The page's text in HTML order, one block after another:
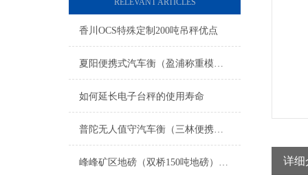
RELEVANT ARTICLES
香川OCS特殊定制200吨吊秤优点
夏阳便携式汽车衡（盈浦称重模块）香花桥地磅维修
如何延长电子台秤的使用寿命
普陀无人值守汽车衡（三林便携式地磅）徐汇电子秤）张江电子汽车衡维修
峰峰矿区地磅（双桥150吨地磅）黄骅80吨地磅维修 详细